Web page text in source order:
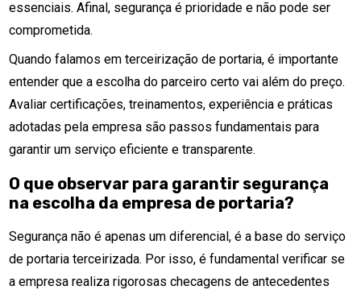
essenciais. Afinal, segurança é prioridade e não pode ser
comprometida.
Quando falamos em terceirização de portaria, é importante
entender que a escolha do parceiro certo vai além do preço.
Avaliar certificações, treinamentos, experiência e práticas
adotadas pela empresa são passos fundamentais para
garantir um serviço eficiente e transparente.
O que observar para garantir segurança
na escolha da empresa de portaria?
Segurança não é apenas um diferencial, é a base do serviço
de portaria terceirizada. Por isso, é fundamental verificar se
a empresa realiza rigorosas checagens de antecedentes